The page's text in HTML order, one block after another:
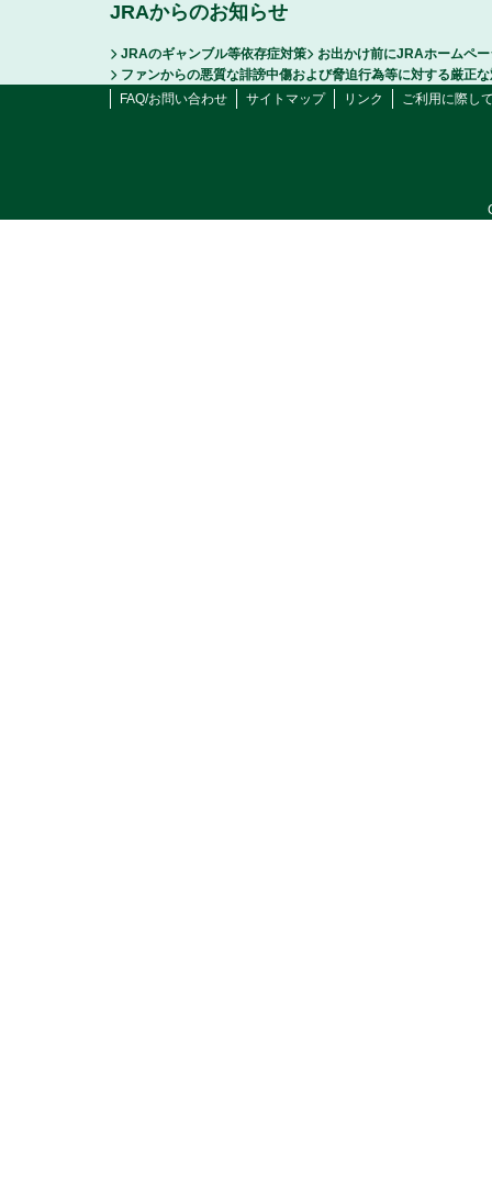
JRAからのお知らせ
JRAのギャンブル等依存症対策
お出かけ前にJRAホームペ
ファンからの悪質な誹謗中傷および脅迫行為等に対する厳正
FAQ/お問い合わせ
サイトマップ リンク ご利用に際し